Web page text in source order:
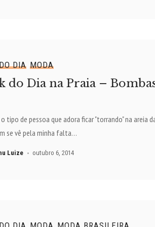
DIA MODA
do Dia na Praia –
tipo de pessoa que adora ficar "torrando" na areia
se vê pela minha falta…
Luize outubro 6, 2014